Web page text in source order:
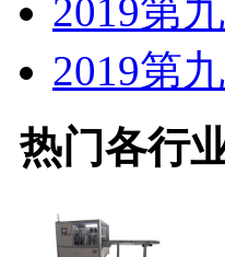
2019第
2019第
热门各行